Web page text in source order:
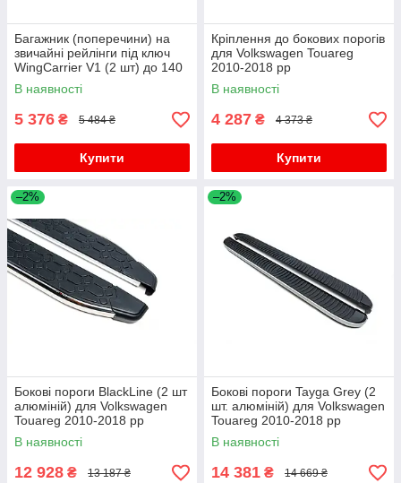
Багажник (поперечини) на
звичайні рейлінги під ключ
WingCarrier V1 (2 шт) до 140
см, чорний для Volkswagen
Touareg 2010-2018 рр
В наявності
5 376 ₴ 5 484 ₴
Купити
Кріплення до бокових порогів
для Volkswagen Touareg
2010-2018 рр
В наявності
4 287 ₴ 4 373 ₴
Купити
–2%
Бокові пороги BlackLine (2 шт
алюміній) для Volkswagen
Touareg 2010-2018 рр
В наявності
12 928 ₴ 13 187 ₴
–2%
Бокові пороги Tayga Grey (2
шт. алюміній) для Volkswagen
Touareg 2010-2018 рр
В наявності
14 381 ₴ 14 669 ₴